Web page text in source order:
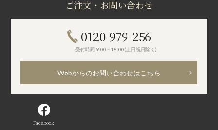
ご注文・お問い合わせ
0120-979-256
受付時間 9:00～18:00(土日祝日除く)
Webからのお問い合わせはこちら
Facebook